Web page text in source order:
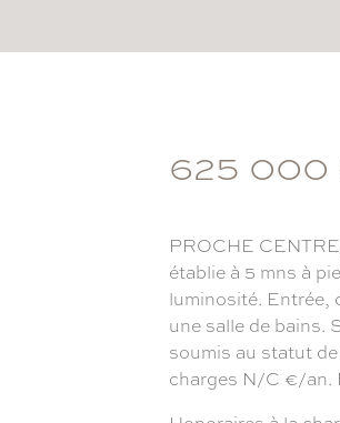
625 000
PROCHE
établie à 5 mns à
luminosité. Entrée,
une salle de bains.
soumis au statut
charges N/C €/an.